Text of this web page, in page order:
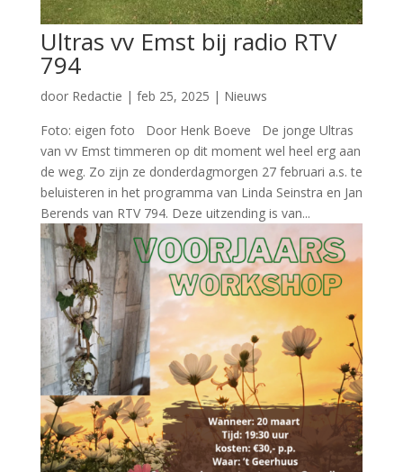
Ultras vv Emst bij radio RTV
794
door Redactie | feb 25, 2025 | Nieuws
Foto: eigen foto Door Henk Boeve De jonge Ultras
van vv Emst timmeren op dit moment wel heel erg aan
de weg. Zo zijn ze donderdagmorgen 27 februari a.s. te
beluisteren in het programma van Linda Seinstra en Jan
Berends van RTV 794. Deze uitzending is van...